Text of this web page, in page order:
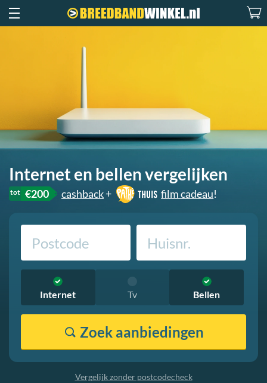
Internet en bellen vergelijken
€200 cashback+ film cadeau!
Internet Tv Bellen
Zoek aanbiedingen
Vergelijk zonder postcodecheck